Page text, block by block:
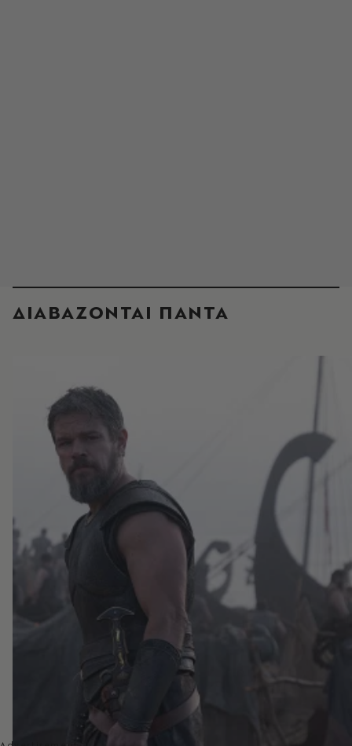
ΔΙΑΒΑΖΟΝΤΑΙ ΠΑΝΤΑ